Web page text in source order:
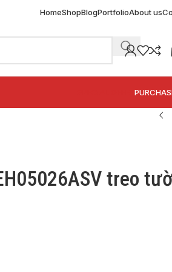
HomeShopBlogPortfolioAbout us
treo